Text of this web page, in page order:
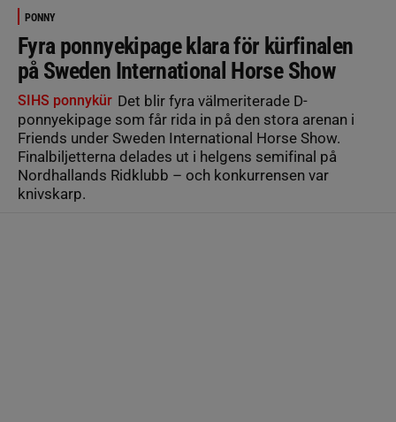
PONNY
Fyra ponnyekipage klara för kürfinalen
på Sweden International Horse Show
SIHS ponnykür Det blir fyra välmeriterade D-
ponnyekipage som får rida in på den stora arenan i
Friends under Sweden International Horse Show.
Finalbiljetterna delades ut i helgens semifinal på
Nordhallands Ridklubb – och konkurrensen var
knivskarp.